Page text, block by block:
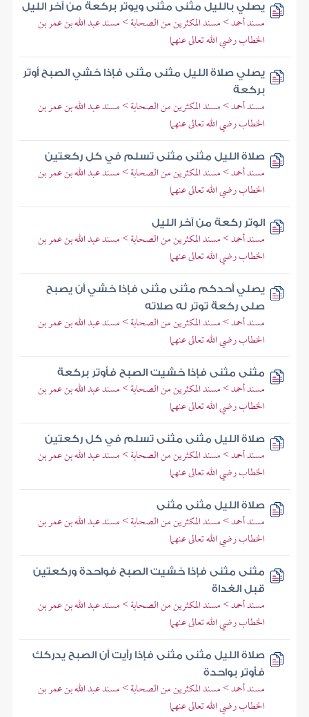
يصلي بالليل مثنى مثنى ويوتر بركعة من آخر الليل
مسند أحمد > مسند المكثرين من الصحابة > مسند عبد الله بن عمر بن
الخطاب رضي الله تعالى عنهما
يصلي صلاة الليل مثنى مثنى فإذا خشي الصبح أوتر
بركعة
مسند أحمد > مسند المكثرين من الصحابة > مسند عبد الله بن عمر بن
الخطاب رضي الله تعالى عنهما
صلاة الليل مثنى مثنى تسلم في كل ركعتين
مسند أحمد > مسند المكثرين من الصحابة > مسند عبد الله بن عمر بن
الخطاب رضي الله تعالى عنهما
الوتر ركعة من آخر الليل
مسند أحمد > مسند المكثرين من الصحابة > مسند عبد الله بن عمر بن
الخطاب رضي الله تعالى عنهما
يصلي أحدكم مثنى مثنى فإذا خشي أن يصبح
صلى ركعة توتر له صلاته
مسند أحمد > مسند المكثرين من الصحابة > مسند عبد الله بن عمر بن
الخطاب رضي الله تعالى عنهما
مثنى مثنى فإذا خشيت الصبح فأوتر بركعة
مسند أحمد > مسند المكثرين من الصحابة > مسند عبد الله بن عمر بن
الخطاب رضي الله تعالى عنهما
صلاة الليل مثنى مثنى تسلم في كل ركعتين
مسند أحمد > مسند المكثرين من الصحابة > مسند عبد الله بن عمر بن
الخطاب رضي الله تعالى عنهما
صلاة الليل مثنى مثنى
مسند أحمد > مسند المكثرين من الصحابة > مسند عبد الله بن عمر بن
الخطاب رضي الله تعالى عنهما
مثنى مثنى فإذا خشيت الصبح فواحدة وركعتين
قبل الغداة
مسند أحمد > مسند المكثرين من الصحابة > مسند عبد الله بن عمر بن
الخطاب رضي الله تعالى عنهما
صلاة الليل مثنى مثنى فإذا رأيت أن الصبح يدركك
فأوتر بواحدة
مسند أحمد > مسند المكثرين من الصحابة > مسند عبد الله بن عمر بن
الخطاب رضي الله تعالى عنهما